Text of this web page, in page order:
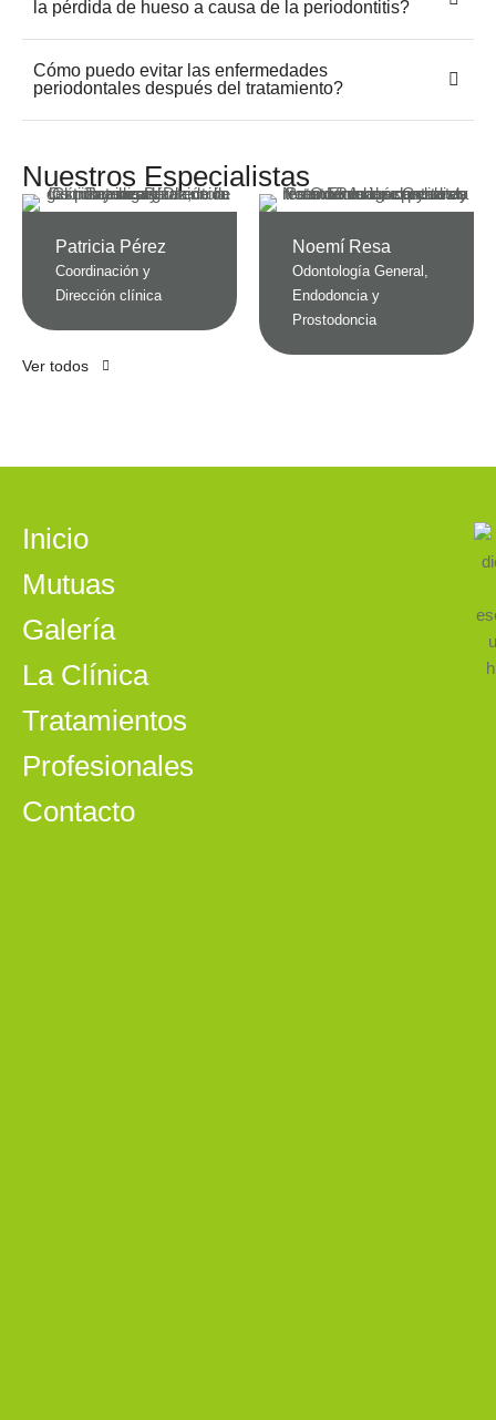
la pérdida de hueso a causa de la periodontitis?
Cómo puedo evitar las enfermedades
periodontales después del tratamiento?
Nuestros Especialistas
Patricia Pérez
Coordinación y
Dirección clínica
Noemí Resa
Odontología General,
Endodoncia y
Prostodoncia
Ver todos
Inicio
Mutuas
Galería
La Clínica
Tratamientos
Profesionales
Contacto